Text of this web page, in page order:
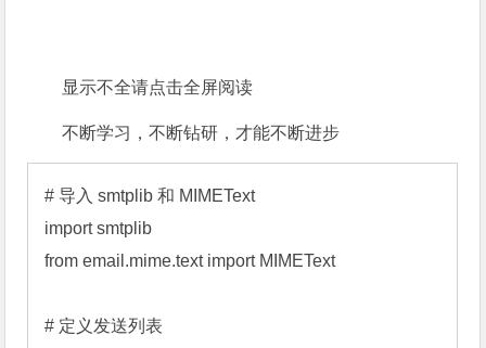
显示不全请点击全屏阅读
不断学习，不断钻研，才能不断进步
# 导入 smtplib 和 MIMEText
import smtplib
from email.mime.text import MIMEText
# 定义发送列表